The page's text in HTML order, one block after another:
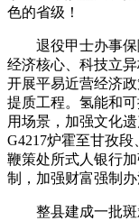
色的省级！
退役甲士办事保
经济核心、科技立
开展平易近营经济
提质工程。氢能和
用场景，加强文化
G4217炉霍至甘孜段
鞭策处所式人银行
制，加强财富强制
整县建成一批斑